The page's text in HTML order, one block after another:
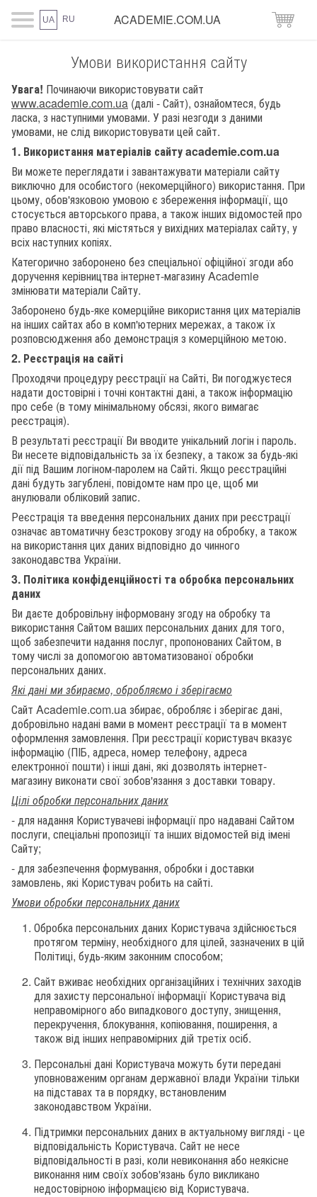
UA RU ACADEMIE.COM.UA
Умови використання сайту
Увага! Починаючи використовувати сайт
www.academie.com.ua (далі - Сайт), ознайомтеся, будь
ласка, з наступними умовами. У разі незгоди з даними
умовами, не слід використовувати цей сайт.
1. Використання матеріалів сайтуacademie.com.ua
Ви можете переглядати і завантажувати матеріали сайту
виключно для особистого (некомерційного) використання. При
цьому, обов'язковою умовою є збереження інформації, що
стосується авторського права, а також інших відомостей про
право власності, які містяться у вихідних матеріалах сайту, у
всіх наступних копіях.
Категорично заборонено без спеціальної офіційної згоди або
доручення керівництва інтернет-магазину Academie
змінювати матеріали Сайту.
Заборонено будь-яке комерційне використання цих матеріалів
на інших сайтах або в комп'ютерних мережах, а також їх
розповсюдження або демонстрація з комерційною метою.
2. Реєстрація на сайті
Проходячи процедуру реєстрації на Сайті, Ви погоджуєтеся
надати достовірні і точні контактні дані, а також інформацію
про себе (в тому мінімальному обсязі, якого вимагає
реєстрація).
В результаті реєстрації Ви вводите унікальний логін і пароль.
Ви несете відповідальність за їх безпеку, а також за будь-які
дії під Вашим логіном-паролем на Сайті. Якщо реєстраційні
дані будуть загублені, повідомте нам про це, щоб ми
анулювали обліковий запис.
Реєстрація та введення персональних даних при реєстрації
означає автоматичну безстрокову згоду на обробку, а також
на використання цих даних відповідно до чинного
законодавства України.
3. Політика конфіденційності та обробка персональних
даних
Ви даєте добровільну інформовану згоду на обробку та
використання Сайтом ваших персональних даних для того,
щоб забезпечити надання послуг, пропонованих Сайтом, в
тому числі за допомогою автоматизованої обробки
персональних даних.
Які дані ми збираємо, обробляємо і зберігаємо
Сайт Academie.com.ua збирає, обробляє і зберігає дані,
добровільно надані вами в момент реєстрації та в момент
оформлення замовлення. При реєстрації користувач вказує
інформацію (ПІБ, адреса, номер телефону, адреса
електронної пошти) і інші дані, які дозволять інтернет-
магазину виконати свої зобов'язання з доставки товару.
Цілі обробки персональних даних
- для надання Користувачеві інформації про надавані Сайтом
послуги, спеціальні пропозиції та інших відомостей від імені
Сайту;
- для забезпечення формування, обробки і доставки
замовлень, які Користувач робить на сайті.
Умови обробки персональних даних
Обробка персональних даних Користувача здійснюється
протягом терміну, необхідного для цілей, зазначених в цій
Політиці, будь-яким законним способом;
Сайт вживає необхідних організаційних і технічних заходів
для захисту персональної інформації Користувача від
неправомірного або випадкового доступу, знищення,
перекручення, блокування, копіювання, поширення, а
також від інших неправомірних дій третіх осіб.
Персональні дані Користувача можуть бути передані
уповноваженим органам державної влади України тільки
на підставах та в порядку, встановленим
законодавством України.
Підтримки персональних даних в актуальному вигляді - це
відповідальність Користувача. Сайт не несе
відповідальності в разі, коли невиконання або неякісне
виконання ним своїх зобов'язань було викликано
недостовірною інформацією від Користувача.